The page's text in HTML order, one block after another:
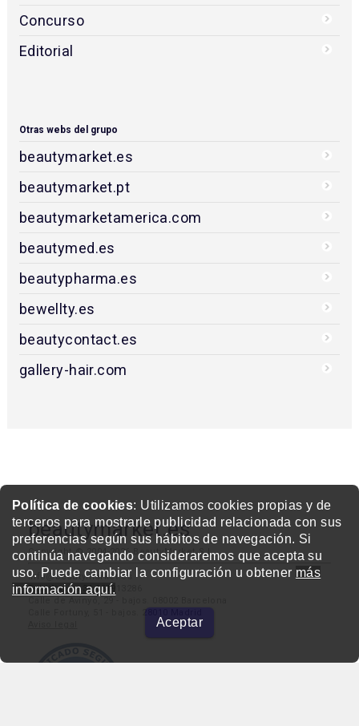
Política de cookies: Utilizamos cookies propias y de
terceros para mostrarle publicidad relacionada con sus
preferencias según sus hábitos de navegación. Si
continúa navegando consideraremos que acepta su
uso. Puede cambiar la configuración u obtener más
información aquí.
Aceptar
Concurso
Editorial
Otras webs del grupo
beautymarket.es
beautymarket.pt
beautymarketamerica.com
beautymed.es
beautypharma.es
bewellty.es
beautycontact.es
gallery-hair.com
beautymarket.es
Copyright © 2004-2026 BeautyMarket S.L.
info@beautymarket.es
Tel./Wsp.: +34 661913286
Calle Fortuny, 51 - bajos. 28010 Madrid